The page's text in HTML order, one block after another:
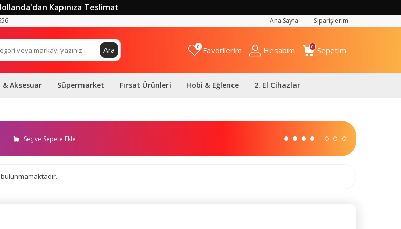
Kapınıza Teslimat
Ana Sayfa Siparişlerim
Ara 0 Favorilerim Hesabım 0 Sepetim
& Aksesuar Süpermarket Fırsat Ürünleri Hobi & Eğlence 2. El Cihazlar
Seç ve Sepete Ekle